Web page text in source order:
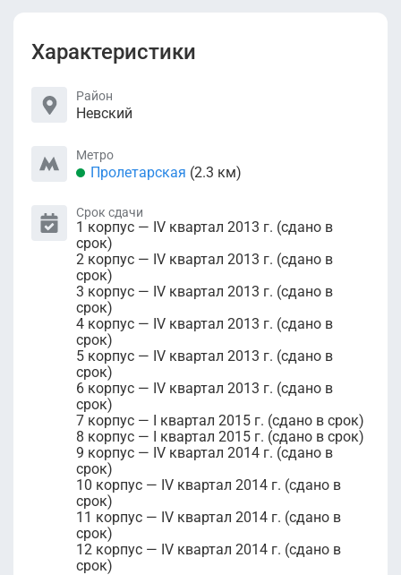
Характеристики
Район
Невский
Метро
Пролетарская (2.3 км)
Срок сдачи
1 корпус — IV квартал 2013 г. (сдано в
срок)
2 корпус — IV квартал 2013 г. (сдано в
срок)
3 корпус — IV квартал 2013 г. (сдано в
срок)
4 корпус — IV квартал 2013 г. (сдано в
срок)
5 корпус — IV квартал 2013 г. (сдано в
срок)
6 корпус — IV квартал 2013 г. (сдано в
срок)
7 корпус — I квартал 2015 г. (сдано в срок)
8 корпус — I квартал 2015 г. (сдано в срок)
9 корпус — IV квартал 2014 г. (сдано в
срок)
10 корпус — IV квартал 2014 г. (сдано в
срок)
11 корпус — IV квартал 2014 г. (сдано в
срок)
12 корпус — IV квартал 2014 г. (сдано в
срок)